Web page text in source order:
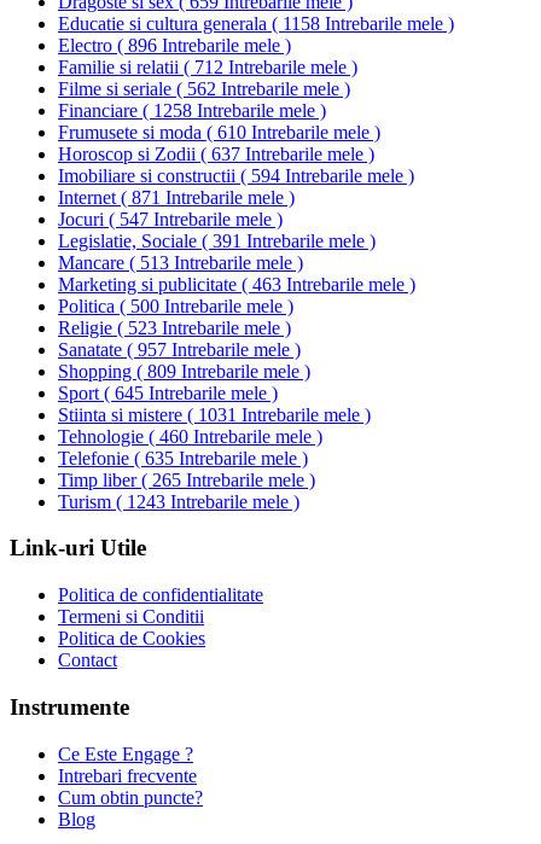
Educatie si cultura generala ( 1158 Intrebarile mele )
Electro ( 896 Intrebarile mele )
Familie si relatii ( 712 Intrebarile mele )
Filme si seriale ( 562 Intrebarile mele )
Financiare ( 1258 Intrebarile mele )
Frumusete si moda ( 610 Intrebarile mele )
Horoscop si Zodii ( 637 Intrebarile mele )
Imobiliare si constructii ( 594 Intrebarile mele )
Internet ( 871 Intrebarile mele )
Jocuri ( 547 Intrebarile mele )
Legislatie, Sociale ( 391 Intrebarile mele )
Mancare ( 513 Intrebarile mele )
Marketing si publicitate ( 463 Intrebarile mele )
Politica ( 500 Intrebarile mele )
Religie ( 523 Intrebarile mele )
Sanatate ( 957 Intrebarile mele )
Shopping ( 809 Intrebarile mele )
Sport ( 645 Intrebarile mele )
Stiinta si mistere ( 1031 Intrebarile mele )
Tehnologie ( 460 Intrebarile mele )
Telefonie ( 635 Intrebarile mele )
Timp liber( 265 Intrebarile mele )
Turism ( 1243 Intrebarile mele )
Link-uri Utile
Politica de confidentialitate
Termeni si Conditii
Politica de Cookies
Contact
Instrumente
Ce Este Engage ?
Intrebari frecvente
Cum obtin puncte?
Blog